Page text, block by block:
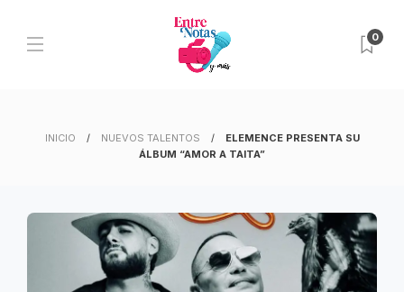
0
INICIO NUEVOS TALENTOS
ELEMENCE PRESENTA SU
ÁLBUM “AMOR A TAITA”